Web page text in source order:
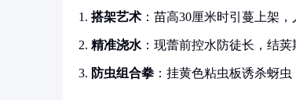
搭架艺术 ：苗高30厘米时引蔓上架
精准浇水 ：现蕾前控水防徒长，结
防虫组合拳 ：挂黄色粘虫板诱杀蚜